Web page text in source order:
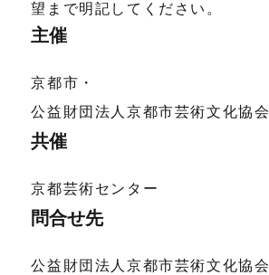
望まで明記してください。
主催
京都市・
公益財団法人京都市芸術文化協会
共催
京都芸術センター
問合せ先
公益財団法人京都市芸術文化協会